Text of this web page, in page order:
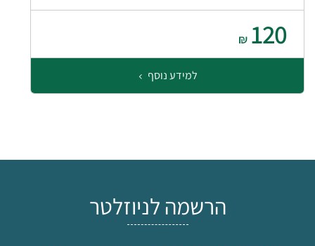
120
₪
למידע נוסף
הרשמה לניוזלטר